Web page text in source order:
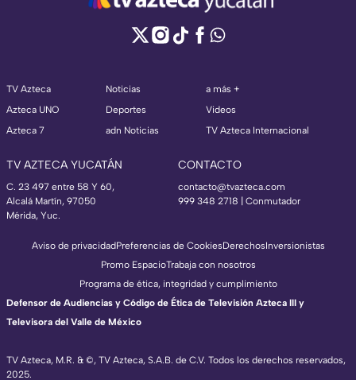
TV Azteca
Azteca UNO
Azteca 7
Noticias
Deportes
adn Noticias
a más +
Videos
TV Azteca Internacional
TV AZTECA YUCATÁN
C. 23 497 entre 58 Y 60,
Alcalá Martín, 97050
Mérida, Yuc.
CONTACTO
contacto@tvazteca.com
999 348 2718 | Conmutador
TV Azteca, M.R. & ©, TV Azteca, S.A.B. de C.V. Todos los derechos reservados,
2025.
Aviso de privacidadPreferencias de CookiesDerechosInversionistas
Promo EspacioTrabaja con nosotros
Programa de ética, integridad y cumplimiento
Defensor de Audiencias y Código de Ética de Televisión Azteca III y
Televisora del Valle de México